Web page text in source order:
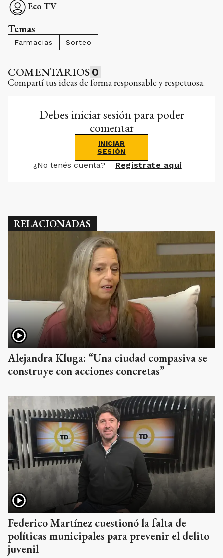
Eco TV
Temas
Farmacias Sorteo
COMENTARIOS 0
Compartí tus ideas de forma responsable y respetuosa.
Debes iniciar sesión para poder
comentar
INICIAR
SESIÓN
¿No tenés cuenta? Registrate aquí
RELACIONADAS
Alejandra Kluga: “Una ciudad compasiva se
construye con acciones concretas”
Federico Martínez cuestionó la falta de
políticas municipales para prevenir el delito
juvenil